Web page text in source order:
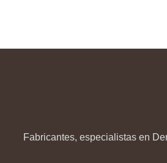
Fabricantes, especialistas en